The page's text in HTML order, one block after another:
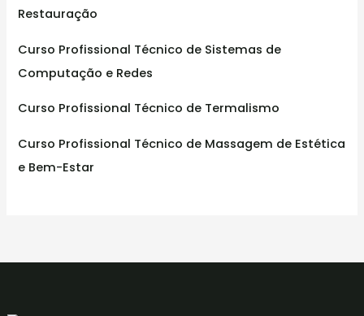
Restauração
Curso Profissional Técnico de Sistemas de
Computação e Redes
Curso Profissional Técnico de Termalismo
Curso Profissional Técnico de Massagem de Estética
e Bem-Estar